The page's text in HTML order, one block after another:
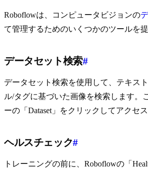
Roboflowは、コンピュータビジョンの
て管理するためのいくつかのツールを提
データセット検索#
データセット検索を使用して、テキス
ル/タグに基づいた画像を検索します。
ーの「Dataset」をクリックしてアクセス
ヘルスチェック#
トレーニングの前に、Roboflowの「